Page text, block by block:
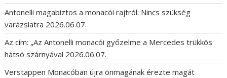
Antonelli magabiztos a monacói rajtról: Nincs szükség
varázslatra 2026.06.07.
Az cím: „Az Antonelli monacói győzelme a Mercedes trükkös
hátsó szárnyával 2026.06.07.
Verstappen Monacóban újra önmagának érezte magát